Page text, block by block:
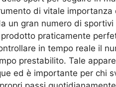
di vitale importanza
un gran numero di
praticamente
in tempo reale il
prestabilito. Tale
ed è importante per chi